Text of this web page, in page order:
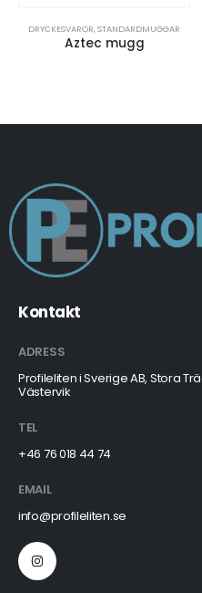
DRYCKESVAROR,STANDARDMUGGAR
Santos mugg
Kontakt
ADRESS
Profileliten i Sverige AB, Stora
Västervik
TEL
+46 76 018 44 74
EMAIL
info@profileliten.se